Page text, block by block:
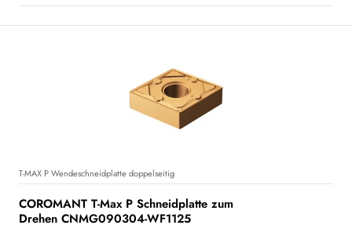
T-MAX P Wendeschneidplatte doppelseitig
COROMANT T-Max P Schneidplatte zum
Drehen CNMG090304-WF1125